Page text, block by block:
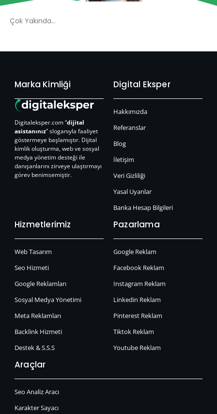
Çok Yakında…
Marka Kimliği
Digitaleksper.com “dijital
asistanınız” sloganıyla faaliyet
göstermeye başlamıştır. Dijital
kimlik oluşturma, web ve sosyal
medya yönetim desteği ile
danışanlarını zirveye ulaştırmayı
görev benimsemiştir.
Digital Eksper
Hakkımızda
Referanslar
Blog
İletişim
Veri Gizliliği
Yasal Uyarılar
Banka Hesap Bilgileri
Hizmetlerimiz
Web Tasarım
Seo Hizmeti
Google Reklamları
Sosyal Medya Yönetimi
Meta Reklamları
Backlink Hizmeti
Destek & S.S.S
Pazarlama
Google Reklam
Facebook Reklam
Instagram Reklam
Linkedin Reklam
Pinterest Reklam
Tiktok Reklam
Youtube Reklam
Araçlar
Seo Analiz Aracı
Karakter Sayacı